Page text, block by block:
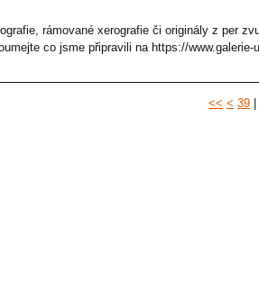
rámované xerografie či originály z per
co jsme připravili na https://www.galerie-
<< < 39